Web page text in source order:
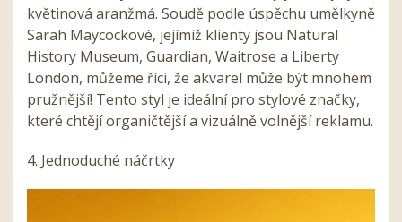
květinová aranžmá. Soudě podle úspěchu umělkyně
Sarah Maycockové, jejímiž klienty jsou Natural
History Museum, Guardian, Waitrose a Liberty
London, můžeme říci, že akvarel může být mnohem
pružnější! Tento styl je ideální pro stylové značky,
které chtějí organičtější a vizuálně volnější reklamu.
4. Jednoduché náčrtky